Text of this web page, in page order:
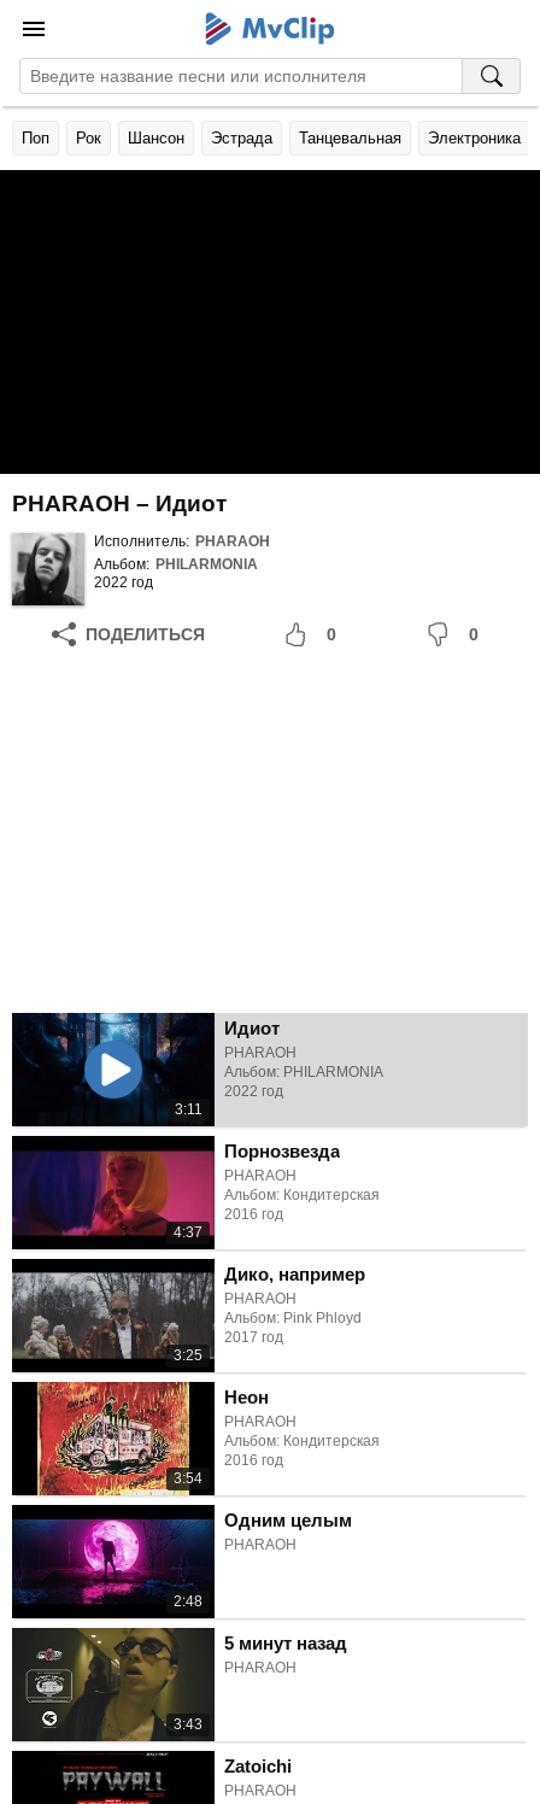
Поп Рок Шансон Эстрада Танцевальная Электроника
PHARAOH – Идиот
Исполнитель: PHARAOH
Альбом: PHILARMONIA
2022 год
ПОДЕЛИТЬСЯ 0 0
3:11
Идиот
PHARAOH
Альбом: PHILARMONIA
2022 год
4:37
Порнозвезда
PHARAOH
Альбом: Кондитерская
2016 год
3:25
Дико, например
PHARAOH
Альбом: Pink Phloyd
2017 год
3:54
Неон
PHARAOH
Альбом: Кондитерская
2016 год
2:48
Одним целым
PHARAOH
3:43
5 минут назад
PHARAOH
Zatoichi
PHARAOH